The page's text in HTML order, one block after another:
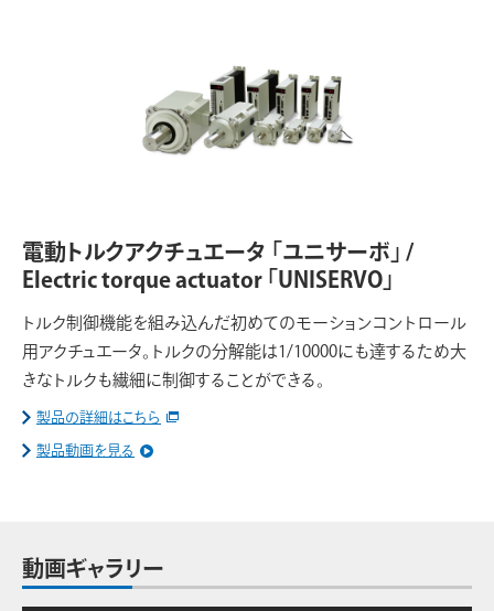
電動トルクアクチュエータ 「ユニサーボ」 /
Electric torque actuator 「UNISERVO」
トルク制御機能を組み込んだ初めてのモーションコントロール
用アクチュエータ。トルクの分解能は1/10000にも達するため大
きなトルクも繊細に制御することができる。
製品の詳細はこちら
製品動画を見る
動画ギャラリー